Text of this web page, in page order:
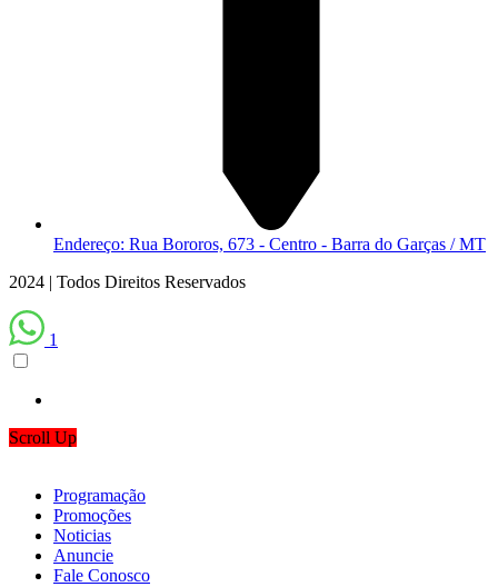
Endereço: Rua Bororos, 673 - Centro - Barra do Garças / MT
2024 | Todos Direitos Reservados
1
Scroll Up
Programação
Promoções
Noticias
Anuncie
Fale Conosco